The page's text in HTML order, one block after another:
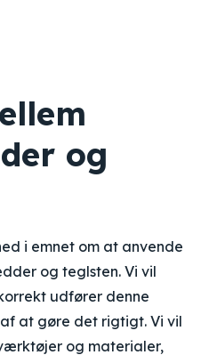
og
i emnet om at anvende
og teglsten. Vi vil
udfører denne
at gøre det rigtigt. Vi vil
og materialer,